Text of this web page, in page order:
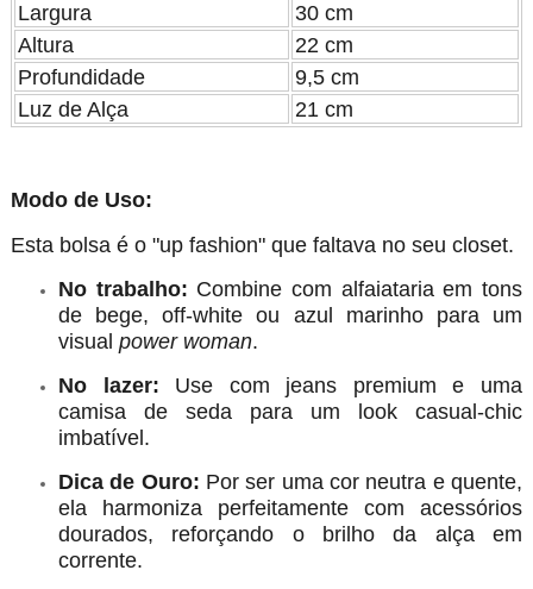
Largura
30 cm
Altura
22 cm
Profundidade
9,5 cm
Luz de Alça
21 cm
Modo de Uso:
Esta bolsa é o "up fashion" que faltava no seu closet.
No trabalho: Combine com alfaiataria em tons
de bege, off-white ou azul marinho para um
visual power woman.
No lazer: Use com jeans premium e uma
camisa de seda para um look casual-chic
imbatível.
Dica de Ouro: Por ser uma cor neutra e quente,
ela harmoniza perfeitamente com acessórios
dourados, reforçando o brilho da alça em
corrente.